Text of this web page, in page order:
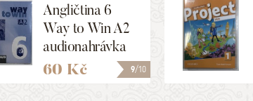
9/10
Angličtina 6
Way to Win A2
audionahrávka
pro žáka
60 Kč